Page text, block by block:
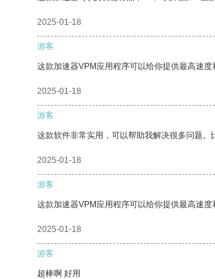
2025-01-18
游客
这款加速器VPM应用程序可以给你提供最高速
2025-01-18
游客
这款软件非常实用，可以帮助我解决很多问题。
2025-01-18
游客
这款加速器VPM应用程序可以给你提供最高速
2025-01-18
游客
超棒啊 好用